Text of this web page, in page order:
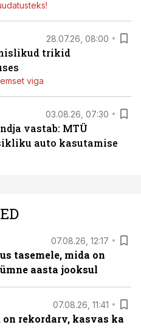
28.07.26, 08:00
trikid
viga
03.08.26, 07:30
vastab: MTÜ
auto kasutamise
07.08.26, 12:17
tasemele, mida on
aasta jooksul
07.08.26, 11:41
rekordarv, kasvas ka